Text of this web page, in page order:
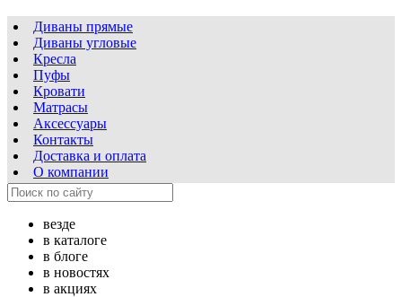
Диваны прямые
Диваны угловые
Кресла
Пуфы
Кровати
Матрасы
Аксессуары
Контакты
Доставка и оплата
О компании
везде
в каталоге
в блоге
в новостях
в акциях